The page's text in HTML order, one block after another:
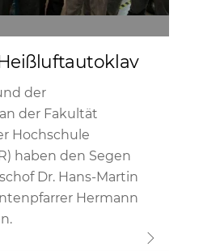
der
der Fakultät
Hochschule
haben den Segen
Dr. Hans-Martin
Hermann